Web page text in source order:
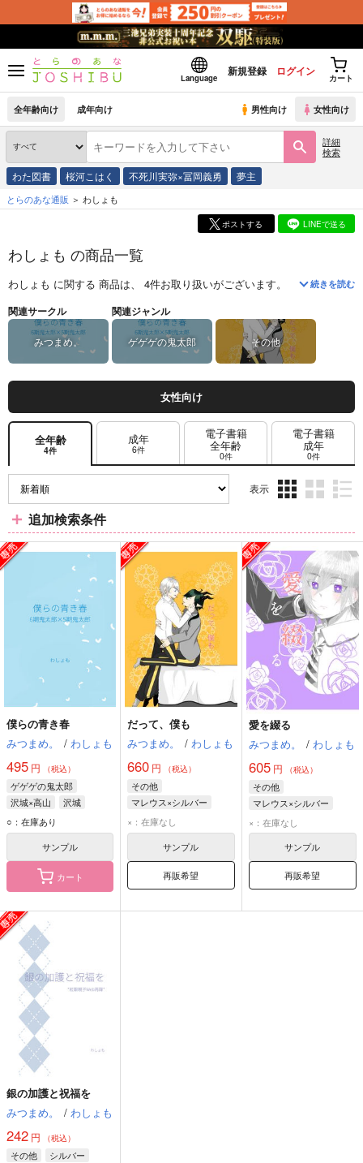
Language
新規登録 ログイン
カート
全年齢向け 成年向け 男性向け 女性向け
詳細
検索
わた図書 桜河こはく 不死川実弥×冨岡義勇 夢主
とらのあな通販 わしょも
ポストする LINEで送る
わしょも の商品一覧
わしょも に関する 商品は、 4件お取り扱いがございます。 「僕らの青き春
続きを読む
関連サークル
みつまめ。
関連ジャンル
ゲゲゲの鬼太郎 その他
女性向け
全年齢
4件
成年
6件
電子書籍
全年齢
0件
電子書籍
成年
0件
表示
ム
表
示
ム
表
ム
表
示
追加検索条件
僕らの青き春
みつまめ。
/ わしょも
495 円 （税込）
ゲゲゲの鬼太郎
沢城×高山
沢城
高山
○：在庫あり
サンプル
カート
だって、僕も
みつまめ。
/ わしょも
660 円 （税込）
その他
マレウス×シルバー
マレウス・ドラコニア
シルバー
×：在庫なし
サンプル
再販希望
愛を綴る
みつまめ。
/ わしょも
605円 （税込）
その他
マレウス×シルバー
マレウス・ドラコニア
シルバー
×：在庫なし
サンプル
再販希望
銀の加護と祝福を
みつまめ。
/ わしょも
242 円 （税込）
その他
シルバー